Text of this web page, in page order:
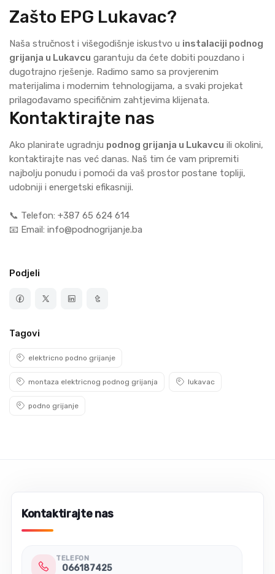
Zašto EPG Lukavac?
Naša stručnost i višegodišnje iskustvo u instalaciji podnog
grijanja u Lukavcu garantuju da ćete dobiti pouzdano i
dugotrajno rješenje. Radimo samo sa provjerenim
materijalima i modernim tehnologijama, a svaki projekat
prilagođavamo specifičnim zahtjevima klijenata.
Kontaktirajte nas
Ako planirate ugradnju podnog grijanja u Lukavcu ili okolini,
kontaktirajte nas već danas. Naš tim će vam pripremiti
najbolju ponudu i pomoći da vaš prostor postane topliji,
udobniji i energetski efikasniji.
📞 Telefon: +387 65 624 614
📧 Email: info@podnogrijanje.ba
Podjeli
Tagovi
elektricno podno grijanje
montaza elektricnog podnog grijanja lukavac
podno grijanje
Kontaktirajte nas
TELEFON
066187425